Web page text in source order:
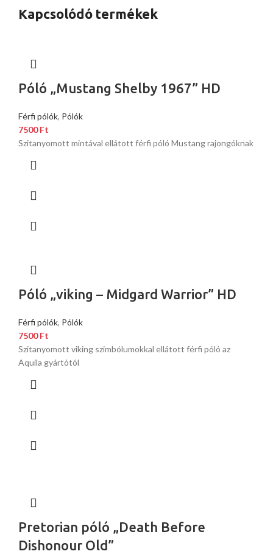
Kapcsolódó termékek
Póló „Mustang Shelby 1967” HD
Férfi pólók, Pólók
7500Ft
Szitanyomott mintával ellátott férfi póló Mustang rajongóknak
Póló „viking – Midgard Warrior” HD
Férfi pólók, Pólók
7500Ft
Szitanyomott viking szimbólumokkal ellátott férfi póló az
Aquila gyártótól
Pretorian póló „Death Before
Dishonour Old”